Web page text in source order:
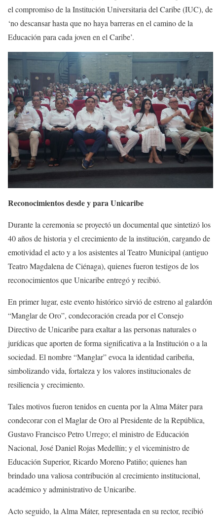
el compromiso de la Institución Universitaria del Caribe (IUC), de
‘no descansar hasta que no haya barreras en el camino de la
Educación para cada joven en el Caribe’.
Reconocimientos desde y para Unicaribe
Durante la ceremonia se proyectó un documental que sintetizó los
40 años de historia y el crecimiento de la institución, cargando de
emotividad el acto y a los asistentes al Teatro Municipal (antiguo
Teatro Magdalena de Ciénaga), quienes fueron testigos de los
reconocimientos que Unicaribe entregó y recibió.
En primer lugar, este evento histórico sirvió de estreno al galardón
“Manglar de Oro”, condecoración creada por el Consejo
Directivo de Unicaribe para exaltar a las personas naturales o
jurídicas que aporten de forma significativa a la Institución o a la
sociedad. El nombre “Manglar” evoca la identidad caribeña,
simbolizando vida, fortaleza y los valores institucionales de
resiliencia y crecimiento.
Tales motivos fueron tenidos en cuenta por la Alma Máter para
condecorar con el Maglar de Oro al Presidente de la República,
Gustavo Francisco Petro Urrego; el ministro de Educación
Nacional, José Daniel Rojas Medellín; y el viceministro de
Educación Superior, Ricardo Moreno Patiño; quienes han
brindado una valiosa contribución al crecimiento institucional,
académico y administrativo de Unicaribe.
Acto seguido, la Alma Máter, representada en su rector, recibió